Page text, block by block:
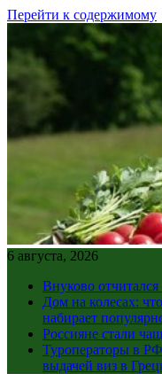
Перейти к содержимому
6 августа, 2026
Внуково
Дом на колесах:
набирает
Россияне стали
Туроператоры в
выдачей виз в